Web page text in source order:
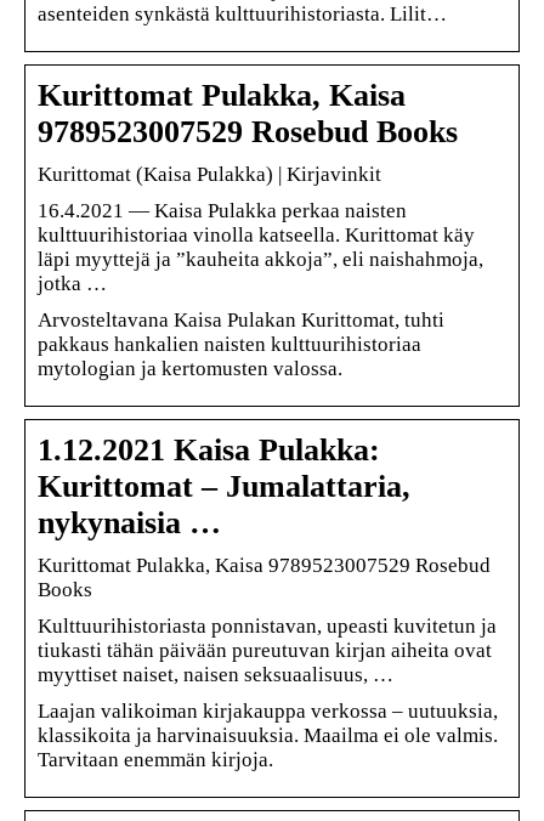
asenteiden synkästä kulttuurihistoriasta. Lilit…
Kurittomat Pulakka, Kaisa
9789523007529 Rosebud Books
Kurittomat (Kaisa Pulakka) | Kirjavinkit
16.4.2021 — Kaisa Pulakka perkaa naisten
kulttuurihistoriaa vinolla katseella. Kurittomat käy
läpi myyttejä ja ”kauheita akkoja”, eli naishahmoja,
jotka …
Arvosteltavana Kaisa Pulakan Kurittomat, tuhti
pakkaus hankalien naisten kulttuurihistoriaa
mytologian ja kertomusten valossa.
1.12.2021 Kaisa Pulakka:
Kurittomat – Jumalattaria,
nykynaisia …
Kurittomat Pulakka, Kaisa 9789523007529 Rosebud
Books
Kulttuurihistoriasta ponnistavan, upeasti kuvitetun ja
tiukasti tähän päivään pureutuvan kirjan aiheita ovat
myyttiset naiset, naisen seksuaalisuus, …
Laajan valikoiman kirjakauppa verkossa – uutuuksia,
klassikoita ja harvinaisuuksia. Maailma ei ole valmis.
Tarvitaan enemmän kirjoja.